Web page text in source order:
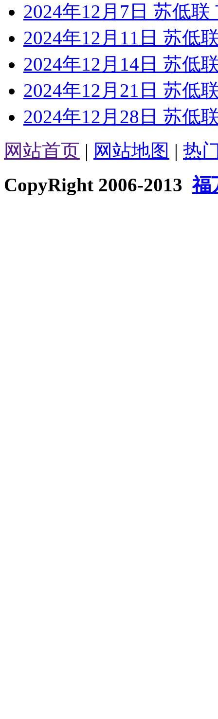
2024年12月7日 苏低
2024年12月11日 苏低
2024年12月14日 苏低
2024年12月21日 苏低
2024年12月28日 苏低
网站首页 | 网站地图 | 热
CopyRight 2006-2013福